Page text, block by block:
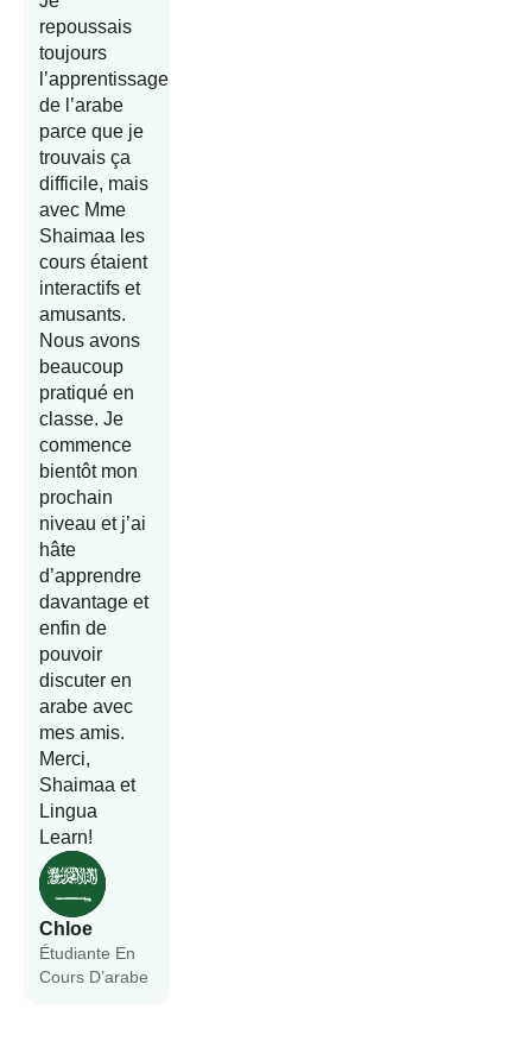
Chloe
Étudiante En
Cours D’arabe
repoussais
toujours
l’apprentissage
de l’arabe
parce que je
trouvais ça
difficile, mais
avec Mme
Shaimaa les
cours étaient
interactifs et
amusants.
Nous avons
beaucoup
pratiqué en
classe. Je
commence
bientôt mon
prochain
niveau et j’ai
hâte
d’apprendre
davantage et
enfin de
pouvoir
discuter en
arabe avec
mes amis.
Merci,
Shaimaa et
Lingua
Learn!